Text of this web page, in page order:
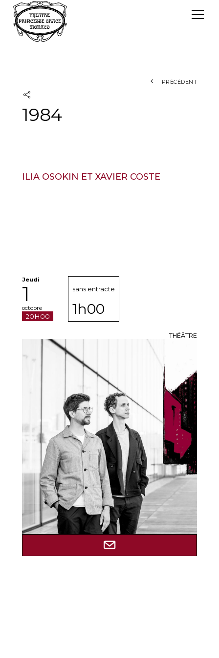
Le TPG
PRÉCÉDENT
1984
ILIA OSOKIN ET XAVIER COSTE
Jeudi
1
octobre
20H00
sans entracte
1h00
THÉÂTRE
Panneau de gestion des cookies